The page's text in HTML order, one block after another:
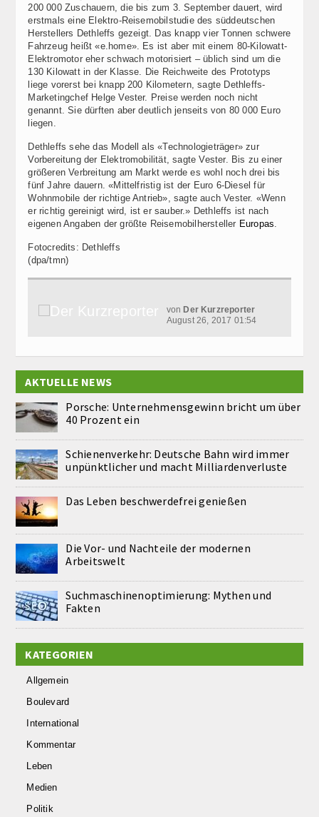
200 000 Zuschauern, die bis zum 3. September dauert, wird
erstmals eine Elektro-Reisemobilstudie des süddeutschen
Herstellers Dethleffs gezeigt. Das knapp vier Tonnen schwere
Fahrzeug heißt «e.home». Es ist aber mit einem 80-Kilowatt-
Elektromotor eher schwach motorisiert – üblich sind um die
130 Kilowatt in der Klasse. Die Reichweite des Prototyps
liege vorerst bei knapp 200 Kilometern, sagte Dethleffs-
Marketingchef Helge Vester. Preise werden noch nicht
genannt. Sie dürften aber deutlich jenseits von 80 000 Euro
liegen.
Dethleffs sehe das Modell als «Technologieträger» zur
Vorbereitung der Elektromobilität, sagte Vester. Bis zu einer
größeren Verbreitung am Markt werde es wohl noch drei bis
fünf Jahre dauern. «Mittelfristig ist der Euro 6-Diesel für
Wohnmobile der richtige Antrieb», sagte auch Vester. «Wenn
er richtig gereinigt wird, ist er sauber.» Dethleffs ist nach
eigenen Angaben der größte Reisemobilhersteller Europas.
Fotocredits: Dethleffs
(dpa/tmn)
von Der Kurzreporter
August 26, 2017 01:54
AKTUELLE NEWS
Porsche: Unternehmensgewinn bricht um über
40 Prozent ein
Schienenverkehr: Deutsche Bahn wird immer
unpünktlicher und macht Milliardenverluste
Das Leben beschwerdefrei genießen
Die Vor- und Nachteile der modernen
Arbeitswelt
Suchmaschinenoptimierung: Mythen und
Fakten
KATEGORIEN
Allgemein
Boulevard
International
Kommentar
Leben
Medien
Politik